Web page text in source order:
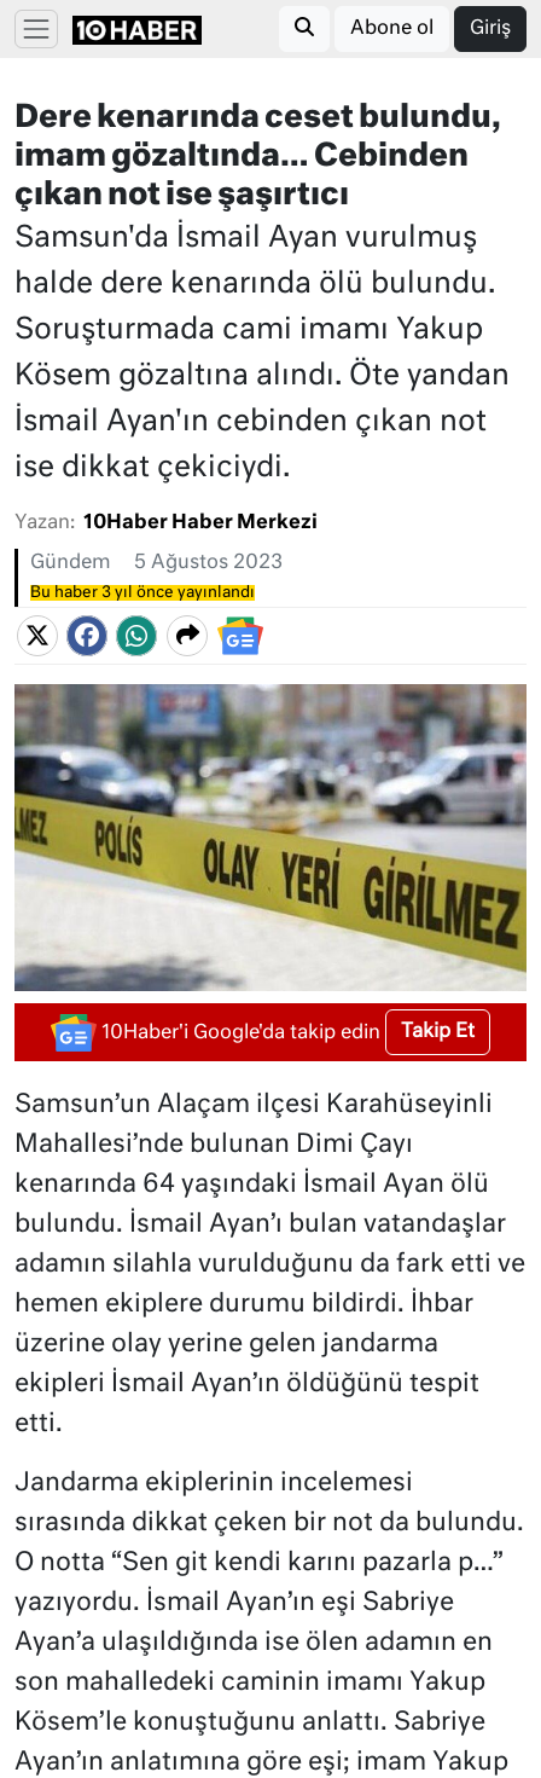
Abone ol Giriş
Dere kenarında ceset bulundu,
imam gözaltında… Cebinden
çıkan not ise şaşırtıcı
Samsun'da İsmail Ayan vurulmuş
halde dere kenarında ölü bulundu.
Soruşturmada cami imamı Yakup
Kösem gözaltına alındı. Öte yandan
İsmail Ayan'ın cebinden çıkan not
ise dikkat çekiciydi.
Yazan: 10Haber Haber Merkezi
Gündem 5 Ağustos 2023
Bu haber 3 yıl önce yayınlandı
10Haber'i Google'da takip edin Takip Et
Samsun’un Alaçam ilçesi Karahüseyinli
Mahallesi’nde bulunan Dimi Çayı
kenarında 64 yaşındaki İsmail Ayan ölü
bulundu. İsmail Ayan’ı bulan vatandaşlar
adamın silahla vurulduğunu da fark etti ve
hemen ekiplere durumu bildirdi. İhbar
üzerine olay yerine gelen jandarma
ekipleri İsmail Ayan’ın öldüğünü tespit
etti.
Jandarma ekiplerinin incelemesi
sırasında dikkat çeken bir not da bulundu.
O notta “Sen git kendi karını pazarla p…”
yazıyordu. İsmail Ayan’ın eşi Sabriye
Ayan’a ulaşıldığında ise ölen adamın en
son mahalledeki caminin imamı Yakup
Kösem’le konuştuğunu anlattı. Sabriye
Ayan’ın anlatımına göre eşi; imam Yakup